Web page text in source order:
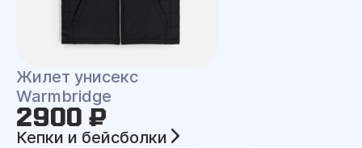
Жилет унисекс
Warmbridge
2900 ₽
Кепки и бейсболки